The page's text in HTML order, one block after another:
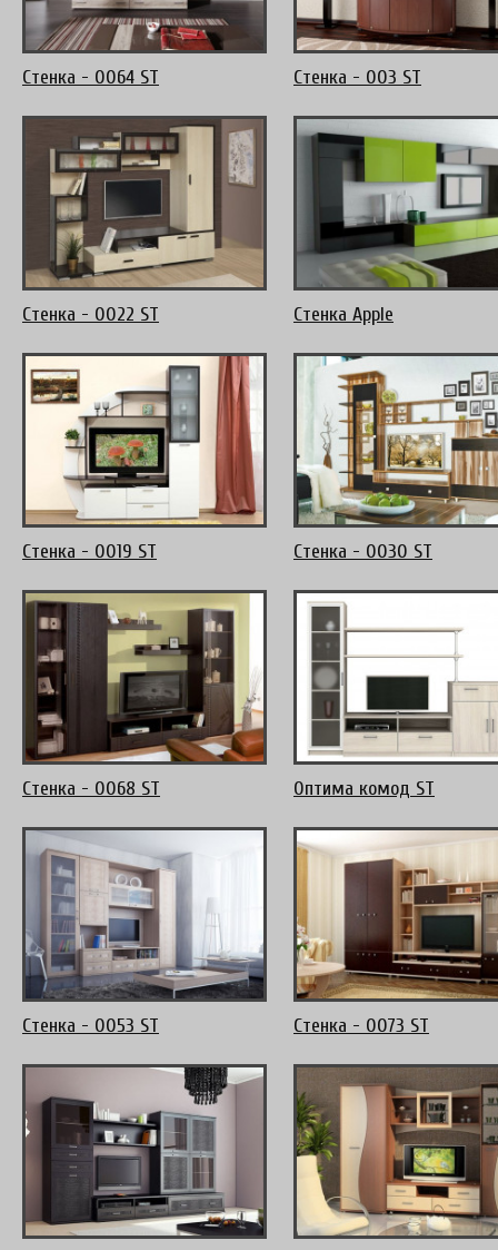
Стенка - 0064 ST Стенка - 003 ST
Стенка - 0022 ST Стенка Apple
Стенка - 0019 ST Стенка - 0030 ST
Стенка - 0068 ST Оптима комод ST
Стенка - 0053 ST Стенка - 0073 ST